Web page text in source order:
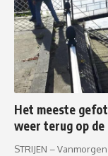
Het meeste
weer terug op de
STRIJEN –